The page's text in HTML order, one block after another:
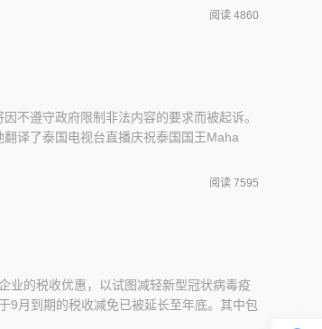
于6月份启动，旨在向Facebook施加压力，
阅读 4860
不遵守政府限制非法内容的要求而被起诉。
译了泰国电视台直播庆祝泰国国王Maha
经济&amp;技术部长Puttipong Punnakanta
阅读 7595
业的税收优惠，以试图减轻新型冠状病毒疫
9月到期的税收减免已被延长至年底。其中包